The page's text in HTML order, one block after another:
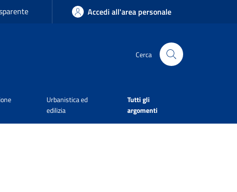
Accedi all'area personale
Cerca
Urbanistica ed
edilizia
Tutti gli
argomenti